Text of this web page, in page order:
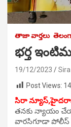
తాజా వార్తలు
భర్త
19/12/2023
Post Views:
సిరా న్యూస్,
తనకు న్యాయం
వారసిగూడా పోలీస్